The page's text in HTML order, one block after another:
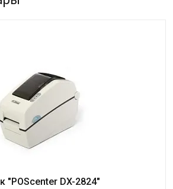
"POScenter DX-2824"